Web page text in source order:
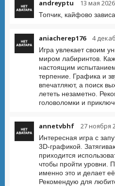
andreyptu 13 мая
Топчик, кайфово
aniacherep176 4
Игра увлекает своим
миром лабиринтов.
настоящим
терпение. Графика и
впечатляют, а поиск
лететь незаметно.
головоломки и
annetvbhf 27 ноября
Интересная игра с
3D-графикой.
приходится
чтобы пройти уровни.
именно это и делает её
Рекомендую для